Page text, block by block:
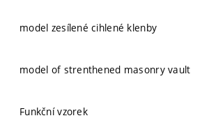
model zesílené cihlené klenby
model of strenthened masonry vault
Funkční vzorek